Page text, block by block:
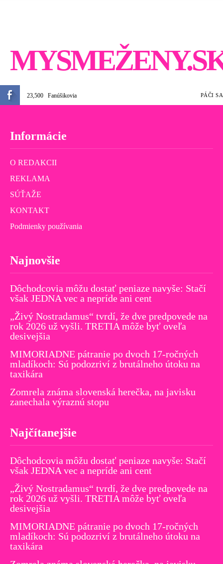
23,500 Fanúšikovia PÁČI SA
Informácie
O REDAKCII
REKLAMA
SÚŤAŽE
KONTAKT
Podmienky používania
Najnovšie
Dôchodcovia môžu dostať peniaze navyše: Stačí
však JEDNA vec a nepríde ani cent
„Živý Nostradamus“ tvrdí, že dve predpovede na
rok 2026 už vyšli. TRETIA môže byť oveľa
desivejšia
MIMORIADNE pátranie po dvoch 17-ročných
mladíkoch: Sú podozriví z brutálneho útoku na
taxikára
Zomrela známa slovenská herečka, na javisku
zanechala výraznú stopu
Najčítanejšie
Dôchodcovia môžu dostať peniaze navyše: Stačí
však JEDNA vec a nepríde ani cent
„Živý Nostradamus“ tvrdí, že dve predpovede na
rok 2026 už vyšli. TRETIA môže byť oveľa
desivejšia
MIMORIADNE pátranie po dvoch 17-ročných
mladíkoch: Sú podozriví z brutálneho útoku na
taxikára